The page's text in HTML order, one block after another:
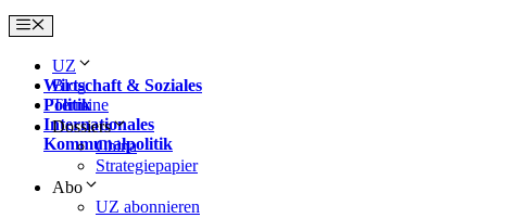
Menu
UZ
Wirtschaft & Soziales
Politik
Internationales
Kommunalpolitik
Blog
Termine
Dossiers
China
Strategiepapier
Abo
UZ abonnieren